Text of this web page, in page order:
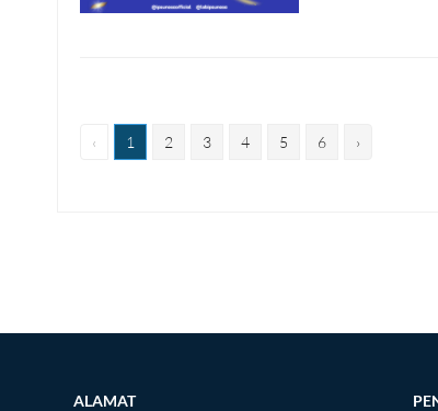
‹ 1 2 3 4 5 6 ›
ALAMAT